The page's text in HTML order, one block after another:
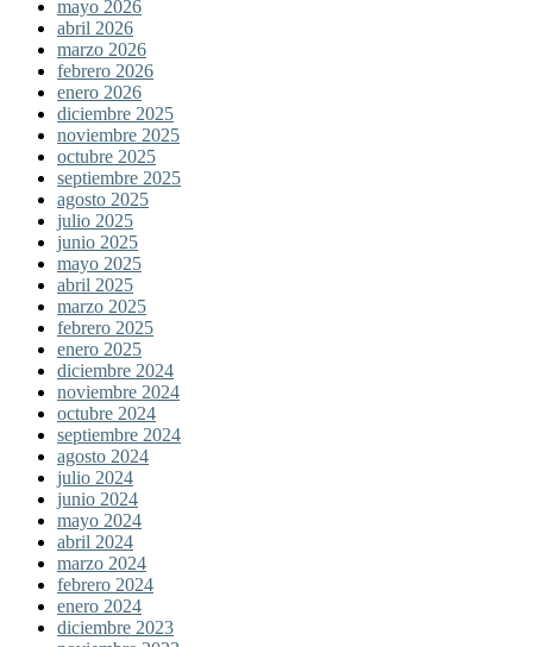
mayo 2026
abril 2026
marzo 2026
febrero 2026
enero 2026
diciembre 2025
noviembre 2025
octubre 2025
septiembre 2025
agosto 2025
julio 2025
junio 2025
mayo 2025
abril 2025
marzo 2025
febrero 2025
enero 2025
diciembre 2024
noviembre 2024
octubre 2024
septiembre 2024
agosto 2024
julio 2024
junio 2024
mayo 2024
abril 2024
marzo 2024
febrero 2024
enero 2024
diciembre 2023